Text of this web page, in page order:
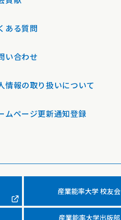
ある質問
い合わせ
情報の取り扱いについて
ムページ更新通知登録
産業能率大学 校友会
産業能率大学出版部